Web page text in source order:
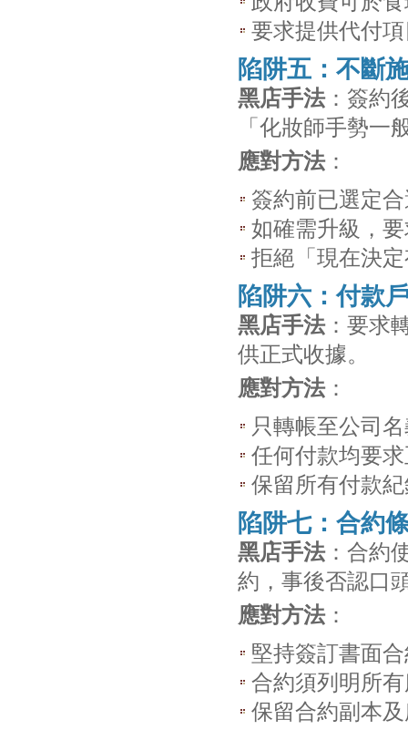
要求提供代付
陷阱五：不斷
黑店手法：簽約
「化妝師手勢一
應對方法：
簽約前已選定
如確需升級，
拒絕「現在決
陷阱六：付款
黑店手法：要求
供正式收據。
應對方法：
只轉帳至公司
任何付款均要
保留所有付款
陷阱七：合約
黑店手法：合約
約，事後否認口
應對方法：
堅持簽訂書面
合約須列明所
保留合約副本